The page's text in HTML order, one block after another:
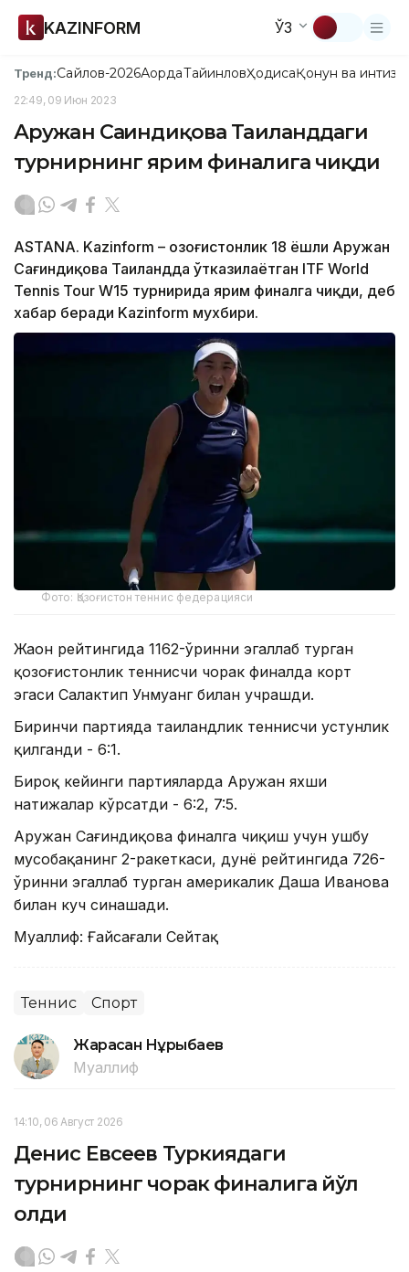
KAZINFORM ЎЗ
Тренд:Сайлов-2026АқордаТайинловҲодисаҚонун ва
22:49, 09 Июн 2023
Аружан Сағиндиқова Таиланддаги
турнирнинг ярим финалига чиқди
ASTANA. Kazinform – Қозоғистонлик 18 ёшли Аружан
Сағиндиқова Таиландда ўтказилаётган ITF World
Tennis Tour W15 турнирида ярим финалга чиқди, деб
хабар беради Kazinform мухбири.
Фото: Қозоғистон теннис федерацияси
Жаҳон рейтингида 1162-ўринни эгаллаб турган
қозоғистонлик теннисчи чорак финалда корт
эгаси Салактип Унмуанг билан учрашди.
Биринчи партияда таиландлик теннисчи устунлик
қилганди - 6:1.
Бироқ кейинги партияларда Аружан яхши
натижалар кўрсатди - 6:2, 7:5.
Аружан Сағиндиқова финалга чиқиш учун ушбу
мусобақанинг 2-ракеткаси, дунё рейтингида 726-
ўринни эгаллаб турган америкалик Даша Иванова
билан куч синашади.
Муаллиф: Ғайсағали Сейтақ
Теннис Спорт
Жарасқан Нұрыбаев
Муаллиф
14:10, 06 Август 2026
Денис Евсеев Туркиядаги
турнирнинг чорак финалига йўл
олди